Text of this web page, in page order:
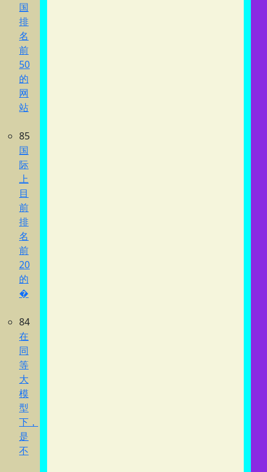
国
排
名
前
50
的
网
站
85
国
际
上
目
前
排
名
前
20
的
�
84
在
同
等
大
模
型
下，
是
不